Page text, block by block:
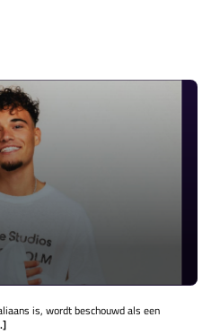
is, wordt beschouwd als een